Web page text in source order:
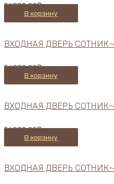
56900,00₽
В корзину
ВХОДНАЯ ДВЕРЬ
56900,00₽
В корзину
ВХОДНАЯ ДВЕРЬ
56900,00₽
В корзину
ВХОДНАЯ ДВЕРЬ